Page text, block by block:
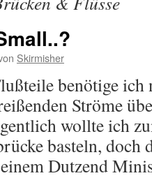
Skirmisher
benötige ich
Ströme
wollte ich
basteln, doch
Dutzend